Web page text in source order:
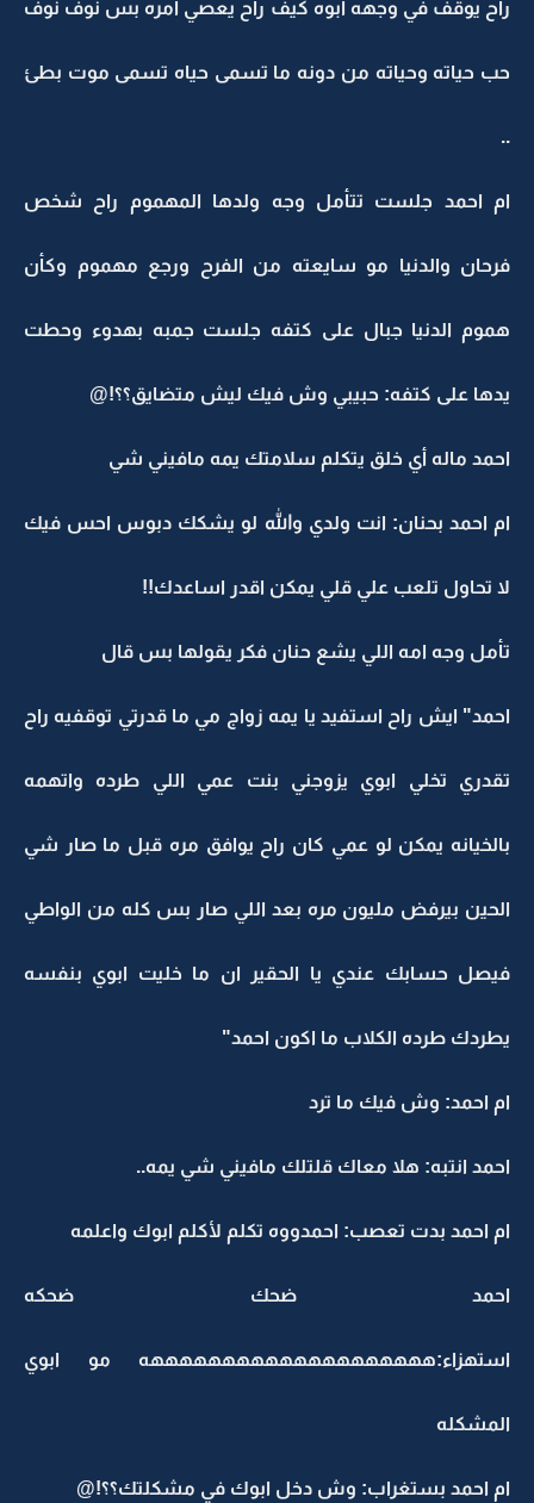
راح يوقف في وجهه ابوه كيف راح يعصي امره بس نوف نوف
حب حياته وحياته من دونه ما تسمى حياه تسمى موت بطئ
..
ام احمد جلست تتأمل وجه ولدها المهموم راح شخص
فرحان والدنيا مو سايعته من الفرح ورجع مهموم وكأن
هموم الدنيا جبال على كتفه جلست جمبه بهدوء وحطت
يدها على كتفه: حبيبي وش فيك ليش متضايق؟؟!@
احمد ماله أي خلق يتكلم سلامتك يمه مافيني شي
ام احمد بحنان: انت ولدي والله لو يشكك دبوس احس فيك
لا تحاول تلعب علي قلي يمكن اقدر اساعدك!!
تأمل وجه امه اللي يشع حنان فكر يقولها بس قال
احمد" ايش راح استفيد يا يمه زواج مي ما قدرتي توقفيه راح
تقدري تخلي ابوي يزوجني بنت عمي اللي طرده واتهمه
بالخيانه يمكن لو عمي كان راح يوافق مره قبل ما صار شي
الحين بيرفض مليون مره بعد اللي صار بس كله من الواطي
فيصل حسابك عندي يا الحقير ان ما خليت ابوي بنفسه
يطردك طرده الكلاب ما اكون احمد"
ام احمد: وش فيك ما ترد
احمد انتبه: هلا معاك قلتلك مافيني شي يمه..
ام احمد بدت تعصب: احمدووه تكلم لأكلم ابوك واعلمه
احمد ضحك ضحكه
استهزاء:ههههههههههههههههههههه مو ابوي
المشكله
ام احمد بستغراب: وش دخل ابوك في مشكلتك؟؟!@